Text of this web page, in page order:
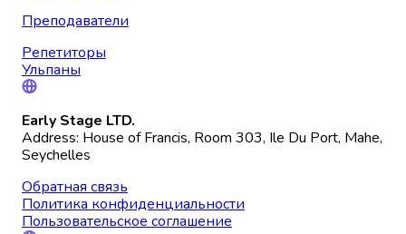
Преподаватели
Репетиторы
Ульпаны
Early Stage LTD.
Address: House of Francis, Room 303, Ile Du Port, Mahe,
Seychelles
Обратная связь
Политика конфиденциальности
Пользовательское соглашение